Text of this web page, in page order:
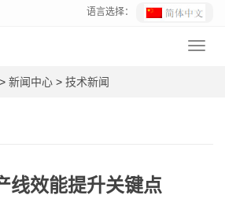
语言选择：
> 新闻中心 > 技术新闻
线效能提升关键点